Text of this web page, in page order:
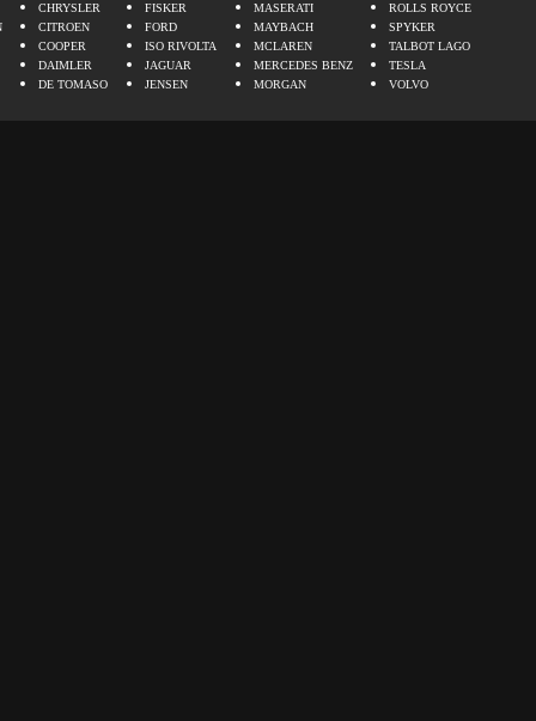
CHRYSLER
CITROEN
COOPER
DAIMLER
DE TOMASO
FISKER
FORD
ISO RIVOLTA
JAGUAR
JENSEN
MASERATI
MAYBACH
MCLAREN
MERCEDES BENZ
MORGAN
ROLLS ROYCE
SPYKER
TALBOT LAGO
TESLA
VOLVO